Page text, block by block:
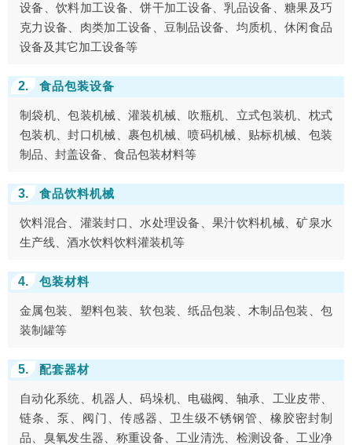
设备、饮料加工设备、饼干加工设备、乳品设备、糖果及巧
克力设备、肉类加工设备、豆制品设备、均质机、休闲食品
设备及其它加工设备等
2. 食品包装设备
制袋机、包装机械、灌装机械、吹瓶机、立式包装机、枕式
包装机、封口机械、裹包机械、喷码机械、贴标机械、包装
制品、封盖设备、食品包装材料等
3. 食品饮料机械
饮料混合、灌装封口、水处理设备、果汁饮料机械、矿泉水
生产线、酒水饮料饮料灌装机等
4. 包装材料
金属包装、塑料包装、软包装、纸品包装、木制品包装、包
装制罐等
5. 配套器材
自动化系统、机器人、码垛机、电磁阀、轴承、工业皮带、
链条、泵、阀门、传感器、卫生级不锈钢管、橡胶密封制
品、臭氧发生器、称重设备、工业清洗、检测设备、工业净